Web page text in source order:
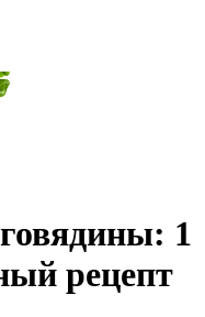
1
рецепт